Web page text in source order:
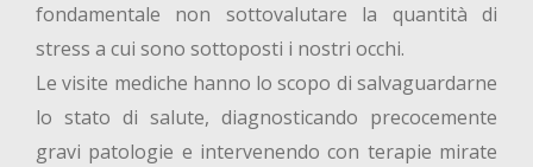
fondamentale non sottovalutare la quantità di
stress a cui sono sottoposti i nostri occhi.
Le visite mediche hanno lo scopo di salvaguardarne
lo stato di salute, diagnosticando precocemente
gravi patologie e intervenendo con terapie mirate